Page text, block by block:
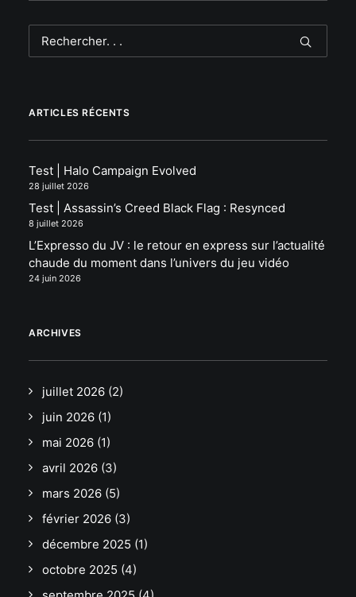
ARTICLES RÉCENTS
Test | Halo Campaign Evolved
28 juillet 2026
Test | Assassin’s Creed Black Flag : Resynced
8 juillet 2026
L’Expresso du JV : le retour en express sur l’actualité
chaude du moment dans l’univers du jeu vidéo
24 juin 2026
ARCHIVES
juillet 2026 (2)
juin 2026 (1)
mai 2026 (1)
avril 2026 (3)
mars 2026 (5)
février 2026 (3)
décembre 2025 (1)
octobre 2025 (4)